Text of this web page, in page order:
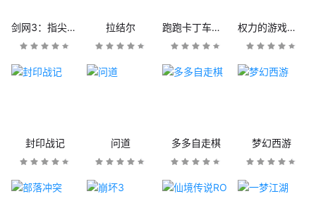
剑网3：指尖江湖 拉结尔 跑跑卡丁车官方竞速版 权力的游戏：凛冬将至
封印战记 问道 多多自走棋 梦幻西游